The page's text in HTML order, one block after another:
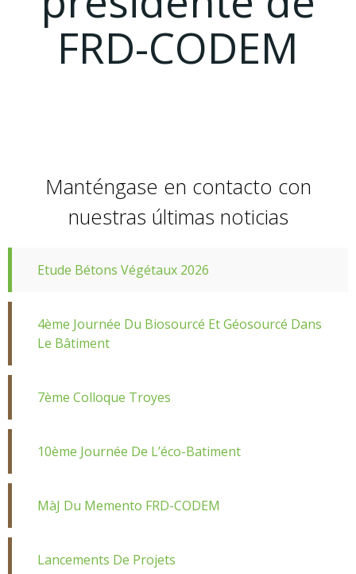
FRD-CODEM
Manténgase en contacto con
nuestras últimas noticias
Etude Bétons Végétaux 2026
4ème Journée Du Biosourcé Et Géosourcé Dans
Le Bâtiment
7ème Colloque Troyes
10ème Journée De L’éco-Batiment
MàJ Du Memento FRD-CODEM
Lancements De Projets